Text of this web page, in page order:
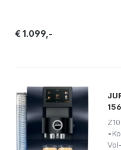
€ 1.099,-
Z10
•